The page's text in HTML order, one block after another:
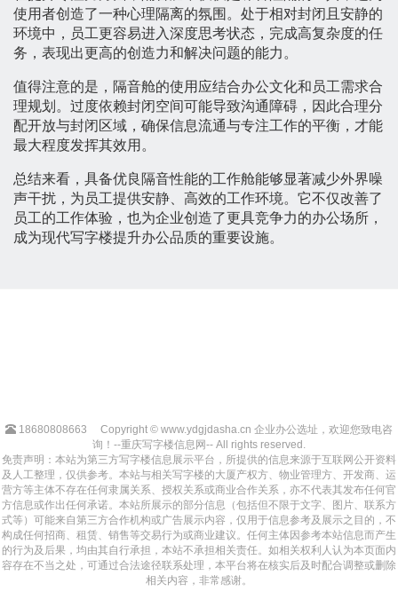
使用者创造了一种心理隔离的氛围。处于相对封闭且安静的
环境中，员工更容易进入深度思考状态，完成高复杂度的任
务，表现出更高的创造力和解决问题的能力。
值得注意的是，隔音舱的使用应结合办公文化和员工需求合
理规划。过度依赖封闭空间可能导致沟通障碍，因此合理分
配开放与封闭区域，确保信息流通与专注工作的平衡，才能
最大程度发挥其效用。
总结来看，具备优良隔音性能的工作舱能够显著减少外界噪
声干扰，为员工提供安静、高效的工作环境。它不仅改善了
员工的工作体验，也为企业创造了更具竞争力的办公场所，
成为现代写字楼提升办公品质的重要设施。
18680808663
Copyright © www.ydgjdasha.cn 企业办公选址，欢迎您致电咨
询！--重庆写字楼信息网-- All rights reserved.
免责声明：本站为第三方写字楼信息展示平台，所提供的信息来源于互联网公开资料
及人工整理，仅供参考。本站与相关写字楼的大厦产权方、物业管理方、开发商、运
营方等主体不存在任何隶属关系、授权关系或商业合作关系，亦不代表其发布任何官
方信息或作出任何承诺。本站所展示的部分信息（包括但不限于文字、图片、联系方
式等）可能来自第三方合作机构或广告展示内容，仅用于信息参考及展示之目的，不
构成任何招商、租赁、销售等交易行为或商业建议。任何主体因参考本站信息而产生
的行为及后果，均由其自行承担，本站不承担相关责任。如相关权利人认为本页面内
容存在不当之处，可通过合法途径联系处理，本平台将在核实后及时配合调整或删除
相关内容，非常感谢。